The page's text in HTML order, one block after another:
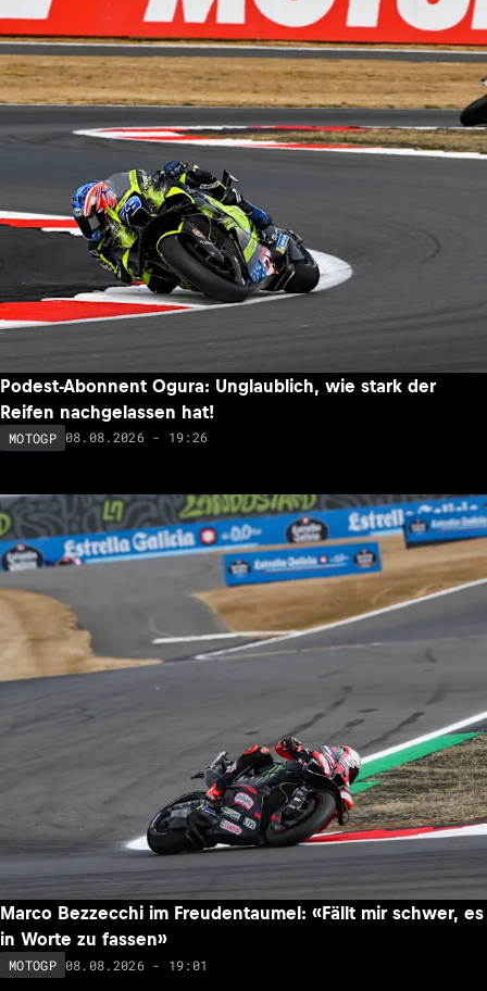
Podest-Abonnent Ogura: Unglaublich, wie stark der
Reifen nachgelassen hat!
MOTOGP 08.08.2026 - 19:26
Marco Bezzecchi im Freudentaumel: «Fällt mir schwer, es
in Worte zu fassen»
MOTOGP 08.08.2026 - 19:01